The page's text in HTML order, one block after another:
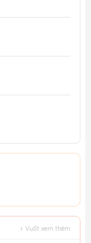
↕ Vuốt xem thêm